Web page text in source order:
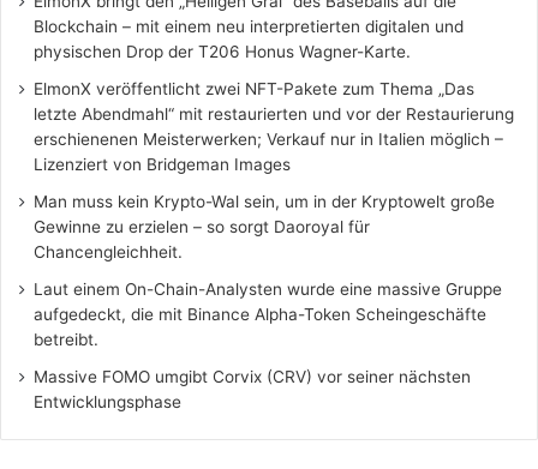
Blockchain – mit einem neu interpretierten digitalen und
physischen Drop der T206 Honus Wagner-Karte.
ElmonX veröffentlicht zwei NFT-Pakete zum Thema „Das
letzte Abendmahl“ mit restaurierten und vor der Restaurierung
erschienenen Meisterwerken; Verkauf nur in Italien möglich –
Lizenziert von Bridgeman Images
Man muss kein Krypto-Wal sein, um in der Kryptowelt große
Gewinne zu erzielen – so sorgt Daoroyal für
Chancengleichheit.
Laut einem On-Chain-Analysten wurde eine massive Gruppe
aufgedeckt, die mit Binance Alpha-Token Scheingeschäfte
betreibt.
Massive FOMO umgibt Corvix (CRV) vor seiner nächsten
Entwicklungsphase